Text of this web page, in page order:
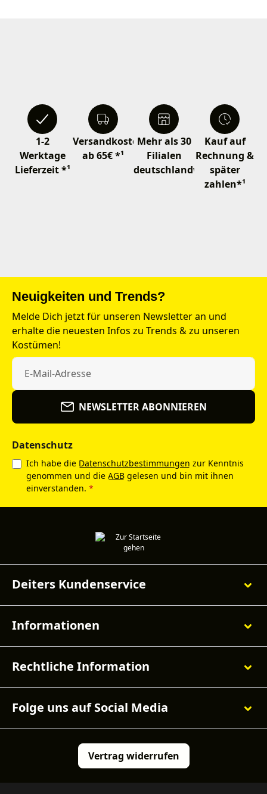
1-2
Werktage
Lieferzeit *¹
Versandkostenfrei
ab 65€ *¹
Mehr als 30
Filialen
deutschlandweit
Kauf auf
Rechnung &
später
zahlen*¹
Neuigkeiten und Trends?
Melde Dich jetzt für unseren Newsletter an und
erhalte die neuesten Infos zu Trends & zu unseren
Kostümen!
NEWSLETTER ABONNIEREN
Datenschutz
Ich habe die Datenschutzbestimmungen zur Kenntnis
genommen und die AGB gelesen und bin mit ihnen
einverstanden. *
Deiters Kundenservice
Informationen
Rechtliche Information
Folge uns auf Social Media
Vertrag widerrufen